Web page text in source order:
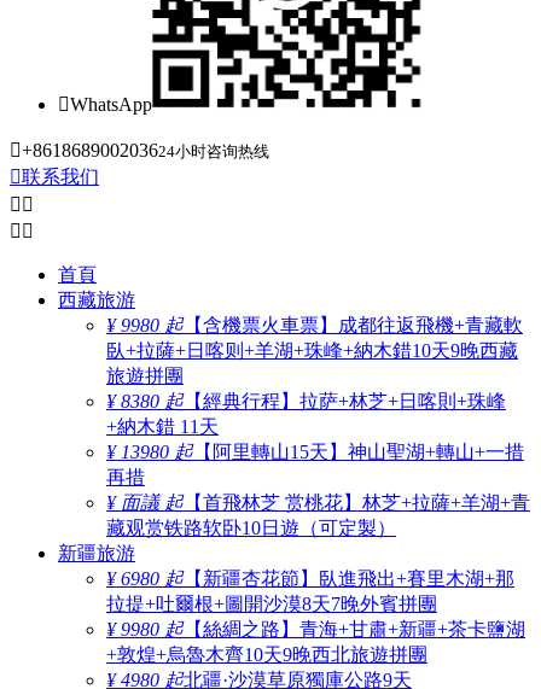
WhatsApp
+861868900203624小时咨询热线
联系我们
 
 
首頁
西藏旅游
¥ 9980 起【含機票火車票】成都往返飛機+青藏軟
臥+拉薩+日喀则+羊湖+珠峰+納木錯10天9晚西藏
旅遊拼團
¥ 8380 起【經典行程】拉萨+林芝+日喀則+珠峰
+納木錯 11天
¥ 13980 起【阿里轉山15天】神山聖湖+轉山+一措
再措
¥ 面議 起【首飛林芝 赏桃花】林芝+拉薩+羊湖+青
藏观赏铁路软卧10日遊（可定製）
新疆旅游
¥ 6980 起【新疆杏花節】臥進飛出+賽里木湖+那
拉提+吐爾根+圖開沙漠8天7晚外賓拼團
¥ 9980 起【絲綢之路】青海+甘肅+新疆+茶卡鹽湖
+敦煌+烏魯木齊10天9晚西北旅遊拼團
¥ 4980 起北疆·沙漠草原獨庫公路9天